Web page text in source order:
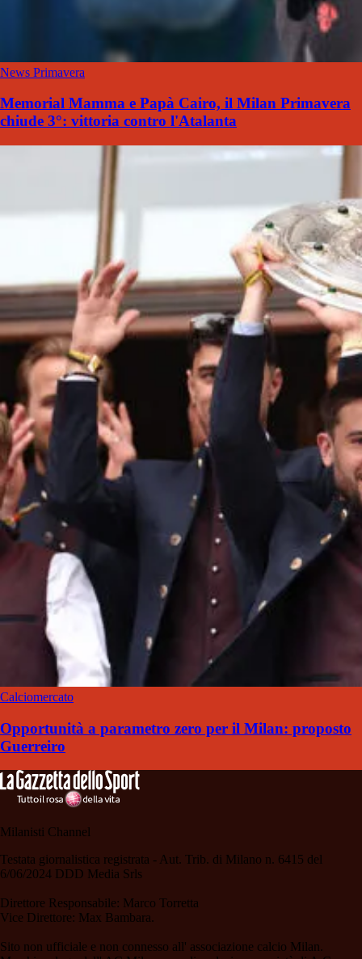
News Primavera
Memorial Mamma e Papà Cairo, il Milan Primavera
chiude 3°: vittoria contro l'Atalanta
Calciomercato
Opportunità a parametro zero per il Milan: proposto
Guerreiro
Milanisti Channel
Testata giornalistica registrata - Aut. Trib. di Milano n. 6415 del
6/06/2024 DDD Media Srls
Direttore Responsabile: Marco Torretta
Vice Direttore: Max Bambara.
Sito non ufficiale e non connesso all' associazione calcio Milan.